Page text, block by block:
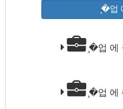
̧�업
̧�업 에
̧�업 에